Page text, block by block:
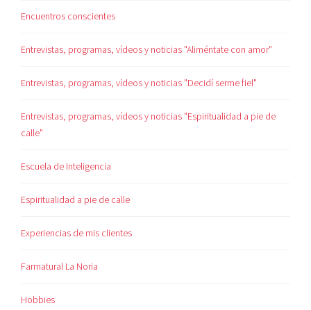
Encuentros conscientes
Entrevistas, programas, vídeos y noticias "Aliméntate con amor"
Entrevistas, programas, vídeos y noticias "Decidí serme fiel"
Entrevistas, programas, vídeos y noticias "Espiritualidad a pie de
calle"
Escuela de Inteligencia
Espiritualidad a pie de calle
Experiencias de mis clientes
Farmatural La Noria
Hobbies